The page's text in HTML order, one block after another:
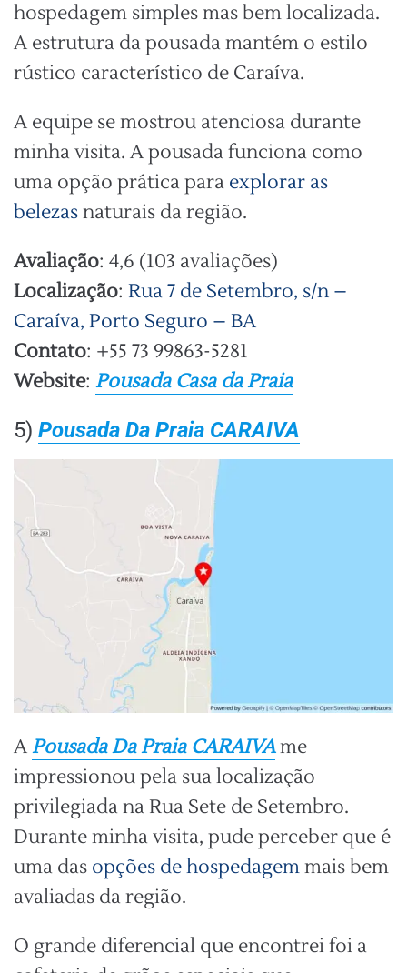
hospedagem simples mas bem localizada.
A estrutura da pousada mantém o estilo
rústico característico de Caraíva.
A equipe se mostrou atenciosa durante
minha visita. A pousada funciona como
uma opção prática para explorar as
belezasnaturais da região.
Avaliação: 4,6 (103 avaliações)
Localização: Rua 7 de Setembro, s/n –
Caraíva, Porto Seguro – BA
Contato: +55 73 99863-5281
Website: Pousada Casa da Praia
5) Pousada Da Praia CARAIVA
APousada Da Praia CARAIVAme
impressionou pela sua localização
privilegiada na Rua Sete de Setembro.
Durante minha visita, pude perceber que é
uma das opções de hospedagemmais bem
avaliadas da região.
O grande diferencial que encontrei foi a